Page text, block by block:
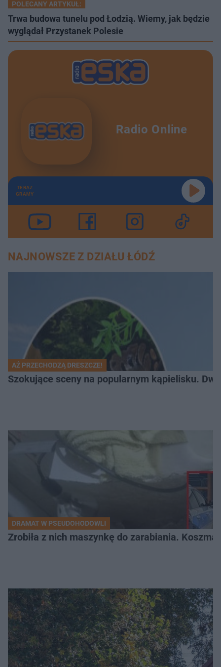
POLECANY ARTYKUŁ:
Trwa budowa tunelu pod Łodzią. Wiemy, jak będzie
wyglądał Przystanek Polesie
Radio Online
TERAZ
GRAMY
NAJNOWSZE Z DZIAŁU ŁÓDŹ
AŻ PRZECHODZĄ DRESZCZE!
Szokujące sceny na popularnym kąpielisku.
DRAMAT W PSEUDOHODOWLI
Zrobiła z nich maszynkę do zarabiania.